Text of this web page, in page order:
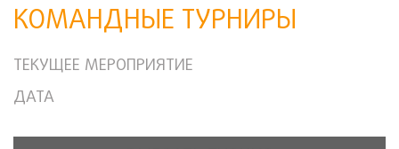
КОМАНДНЫЕ ТУРНИРЫ
ТЕКУЩЕЕ МЕРОПРИЯТИЕ
ДАТА